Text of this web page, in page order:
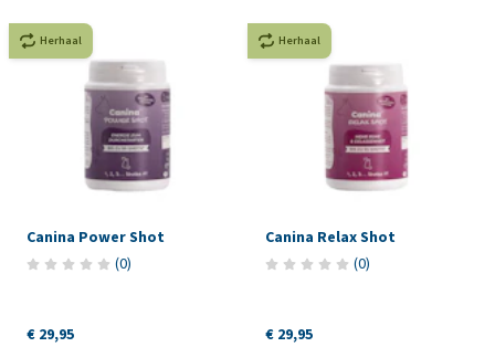
Herhaal
Canina Power Shot
(0)
€ 29,95
Herhaal
Canina Relax Shot
(0)
€ 29,95